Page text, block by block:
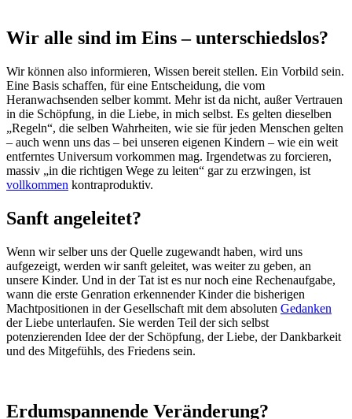
Wir alle sind im Eins – unterschiedslos?
Wir können also informieren, Wissen bereit stellen. Ein Vorbild sein.
Eine Basis schaffen, für eine Entscheidung, die vom
Heranwachsenden selber kommt. Mehr ist da nicht, außer Vertrauen
in die Schöpfung, in die Liebe, in mich selbst. Es gelten dieselben
„Regeln“, die selben Wahrheiten, wie sie für jeden Menschen gelten
– auch wenn uns das – bei unseren eigenen Kindern – wie ein weit
entferntes Universum vorkommen mag. Irgendetwas zu forcieren,
massiv „in die richtigen Wege zu leiten“ gar zu erzwingen, ist
vollkommen kontraproduktiv.
Sanft angeleitet?
Wenn wir selber uns der Quelle zugewandt haben, wird uns
aufgezeigt, werden wir sanft geleitet, was weiter zu geben, an
unsere Kinder. Und in der Tat ist es nur noch eine Rechenaufgabe,
wann die erste Genration erkennender Kinder die bisherigen
Machtpositionen in der Gesellschaft mit dem absoluten Gedanken
der Liebe unterlaufen. Sie werden Teil der sich selbst
potenzierenden Idee der der Schöpfung, der Liebe, der Dankbarkeit
und des Mitgefühls, des Friedens sein.
Erdumspannende Veränderung?